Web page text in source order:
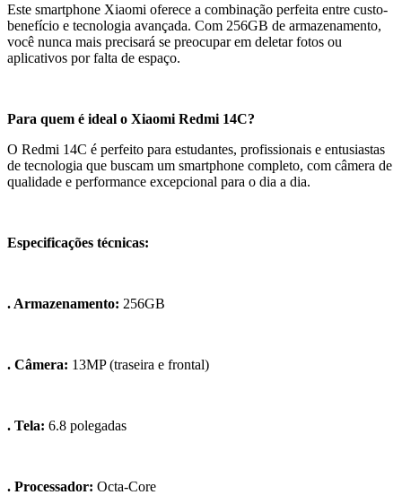
Este smartphone Xiaomi oferece a combinação perfeita entre custo-
benefício e tecnologia avançada. Com 256GB de armazenamento,
você nunca mais precisará se preocupar em deletar fotos ou
aplicativos por falta de espaço.
Para quem é ideal o Xiaomi Redmi 14C?
O Redmi 14C é perfeito para estudantes, profissionais e entusiastas
de tecnologia que buscam um smartphone completo, com câmera de
qualidade e performance excepcional para o dia a dia.
Especificações técnicas:
. Armazenamento: 256GB
. Câmera: 13MP (traseira e frontal)
. Tela: 6.8 polegadas
. Processador: Octa-Core